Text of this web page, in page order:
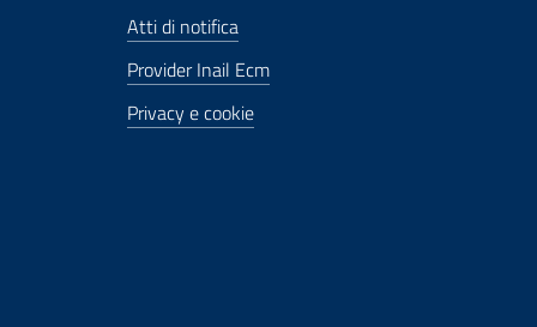
Atti di notifica
Provider Inail Ecm
Privacy e cookie